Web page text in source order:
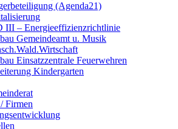
(Agenda21)
III – Energieeffizienzrichtlinie
Gemeindeamt u. Musik
Einsatzzentrale Feuerwehren
Kindergarten
Firmen